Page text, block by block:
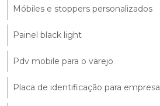
Móbiles e stoppers personalizados
Painel black light
Pdv mobile para o varejo
Placa de identificação para empresa